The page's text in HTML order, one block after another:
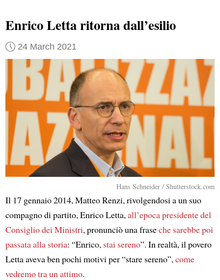
Enrico Letta ritorna dall’esilio
24 March 2021
Hans Schneider / Shutterstock.com
Il 17 gennaio 2014, Matteo Renzi, rivolgendosi a un suo
compagno di partito, Enrico Letta,all’epoca presidente del
Consiglio dei Ministri, pronunciò una fraseche sarebbe poi
passata alla storia: “Enrico, stai sereno”. In realtà, il povero
Letta aveva ben pochi motivi per “stare sereno”,come
vedremo tra un attimo.